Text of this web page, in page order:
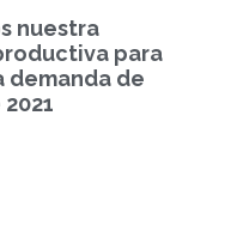
nuestra
para
demanda de